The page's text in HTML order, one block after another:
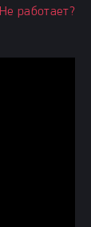
Не работает?